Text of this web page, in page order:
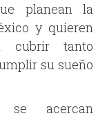
planean la
y quieren
cubrir tanto
su sueño
se acercan